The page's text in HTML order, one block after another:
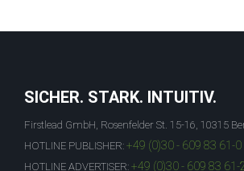
SICHER. STARK. INTUITIV.
Firstlead GmbH, Rosenfelder St. 15-16, 10315
HOTLINE PUBLISHER: +49 (0)30 - 609 83 61-0
HOTLINE ADVERTISER: +49 (0)30 - 609 83 61-